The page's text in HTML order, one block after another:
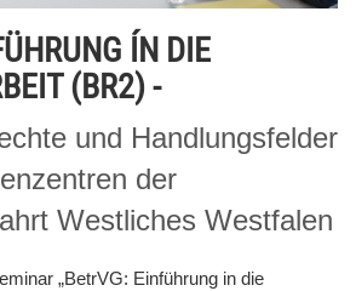
ÍN DIE
(BR2) -
und Handlungsfelder
der
Westliches Westfalen
„BetrVG: Einführung in die